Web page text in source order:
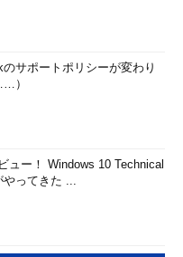
の部分があるため、そこ
www」であるならば、
か？（1文字につき別の1
3文字ではないか？
？）
www」であるならば、
のサポートポリシーが変わり
）
ュー！ Windows 10 Technical
やってきた ...